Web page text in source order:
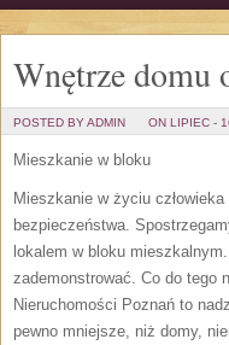
Wnętrze domu
POSTED BY ADMIN ON LIPIEC -
Mieszkanie w bloku
Mieszkanie w życiu
bezpieczeństwa.
lokalem w bloku
zademonstrować. Co do tego
Nieruchomości Poznań to
pewno mniejsze, niż domy,